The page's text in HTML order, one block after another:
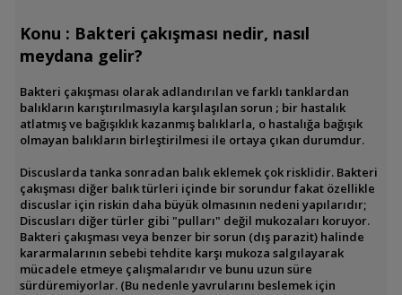
Konu : Bakteri çakışması nedir, nasıl
meydana gelir?
Bakteri çakışması olarak adlandırılan ve farklı tanklardan
balıkların karıştırılmasıyla karşılaşılan sorun ; bir hastalık
atlatmış ve bağışıklık kazanmış balıklarla, o hastalığa bağışık
olmayan balıkların birleştirilmesi ile ortaya çıkan durumdur.
Discuslarda tanka sonradan balık eklemek çok risklidir. Bakteri
çakışması diğer balık türleri içinde bir sorundur fakat özellikle
discuslar için riskin daha büyük olmasının nedeni yapılarıdır;
Discusları diğer türler gibi "pulları" değil mukozaları koruyor.
Bakteri çakışması veya benzer bir sorun (dış parazit) halinde
kararmalarının sebebi tehdite karşı mukoza salgılayarak
mücadele etmeye çalışmalarıdır ve bunu uzun süre
sürdüremiyorlar. (Bu nedenle yavrularını beslemek için